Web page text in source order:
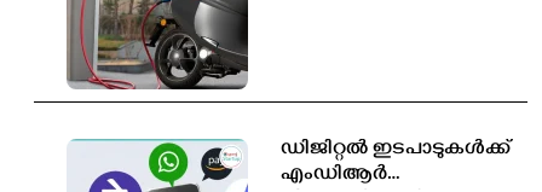
ഡിജിറ്റൽ ഇടപാടുകൾക്ക്
എംഡിആർ